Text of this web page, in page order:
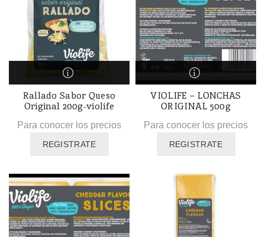
Rallado Sabor Queso
Original 200g-violife
Para conocer los precios
REGISTRATE
VIOLIFE – LONCHAS
ORIGINAL 500g
Para conocer los precios
REGISTRATE